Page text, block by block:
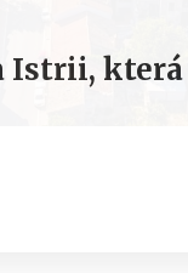
Istrii, která